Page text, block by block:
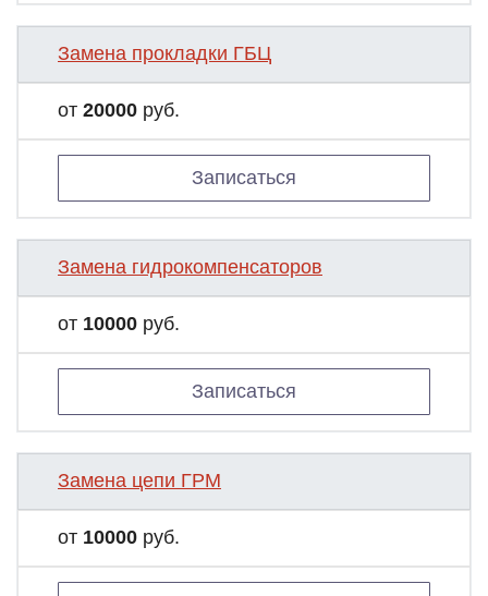
Замена прокладки ГБЦ
от 20000 руб.
Записаться
Замена гидрокомпенсаторов
от 10000 руб.
Записаться
Замена цепи ГРМ
от 10000 руб.